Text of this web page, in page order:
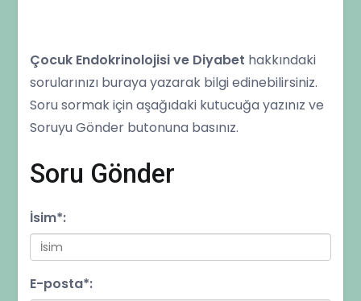
Çocuk Endokrinolojisi ve Diyabet hakkındaki
sorularınızı buraya yazarak bilgi edinebilirsiniz.
Soru sormak için aşağıdaki kutucuğa yazınız ve
Soruyu Gönder butonuna basınız.
Soru Gönder
İsim*:
E-posta*: